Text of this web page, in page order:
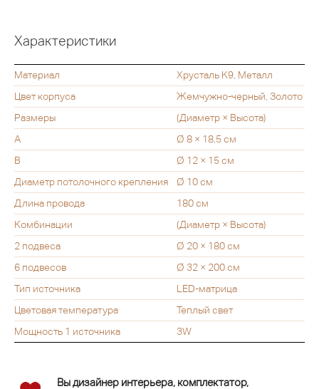
Характеристики
Материал
Хрусталь K9, Металл
Цвет корпуса
Жемчужно-черный, Золото
Размеры
(Диаметр × Высота)
A
Ø 8 × 18,5 см
B
Ø 12 × 15 см
Диаметр потолочного крепления
Ø 10 см
Длина провода
180 см
Комбинации
(Диаметр × Высота)
2 подвеса
Ø 20 × 180 см
6 подвесов
Ø 32 × 200 см
Тип источника
LED-матрица
Цветовая температура
Теплый свет
Мощность 1 источника
3W
Вы дизайнер интерьера, комплектатор,